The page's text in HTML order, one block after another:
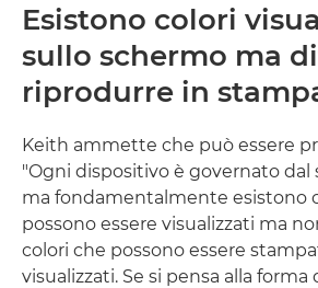
Esistono colori
sullo schermo ma
riprodurre in
Keith ammette che può essere
"Ogni dispositivo è governato dal
ma fondamentalmente esistono
possono essere visualizzati ma
colori che possono essere
visualizzati. Se si pensa alla